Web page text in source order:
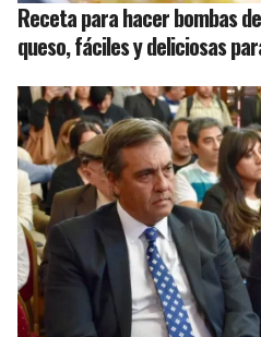
Receta para hacer bombas
queso, fáciles y deliciosas